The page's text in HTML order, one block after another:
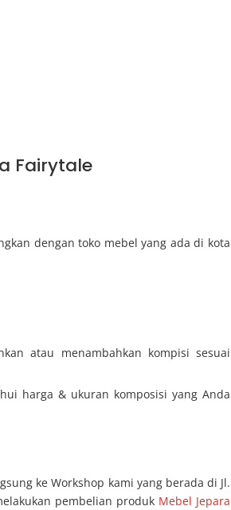
Fairytale
dengan toko mebel yang ada di kota
atau menambahkan kompisi sesuai
harga & ukuran komposisi yang Anda
ke Workshop kami yang berada di Jl.
pembelian produk Mebel Jepara